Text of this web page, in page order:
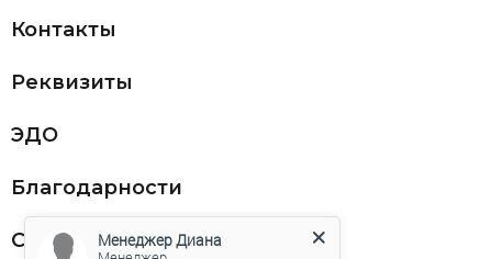
Контакты
Реквизиты
ЭДО
Благодарности
Статьи Менеджер Диана